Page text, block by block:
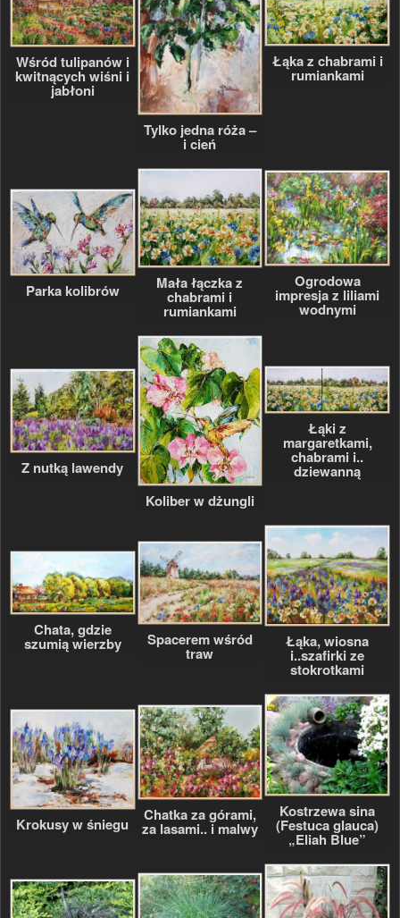
Wśród tulipanów i
kwitnących wiśni i
jabłoni
Tylko jedna róża –
i cień
Łąka z chabrami i
rumiankami
Parka kolibrów Mała łączka z
chabrami i
rumiankami
Ogrodowa
impresja z liliami
wodnymi
Z nutką lawendy
Koliber w dżungli
Łąki z
margaretkami,
chabrami i..
dziewanną
Chata, gdzie
szumią wierzby Spacerem wśród
traw
Łąka, wiosna
i..szafirki ze
stokrotkami
Krokusy w śniegu
Chatka za górami,
za lasami.. i malwy
Kostrzewa sina
(Festuca glauca)
„Eliah Blue”